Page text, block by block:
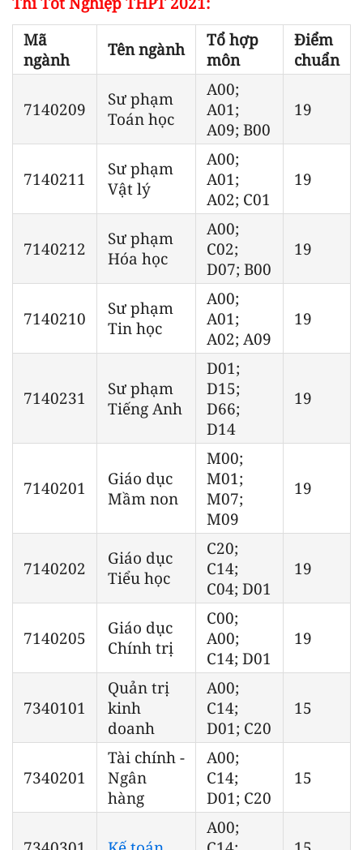
Mã
ngành
Tên ngành
Tổ hợp
môn
Điểm
chuẩn
7140209
Sư phạm
Toán học
A00;
A01;
A09; B00
19
7140211
Sư phạm
Vật lý
A00;
A01;
A02; C01
19
7140212
Sư phạm
Hóa học
A00;
C02;
D07; B00
19
7140210
Sư phạm
Tin học
A00;
A01;
A02; A09
19
7140231
Sư phạm
Tiếng Anh
D01;
D15;
D66;
D14
19
7140201
Giáo dục
Mầm non
M00;
M01;
M07;
M09
19
7140202
Giáo dục
Tiểu học
C20;
C14;
C04; D01
19
7140205
Giáo dục
Chính trị
C00;
A00;
C14; D01
19
7340101
Quản trị
kinh
doanh
A00;
C14;
D01; C20
15
7340201
Tài chính -
Ngân
hàng
A00;
C14;
D01; C20
15
A00;